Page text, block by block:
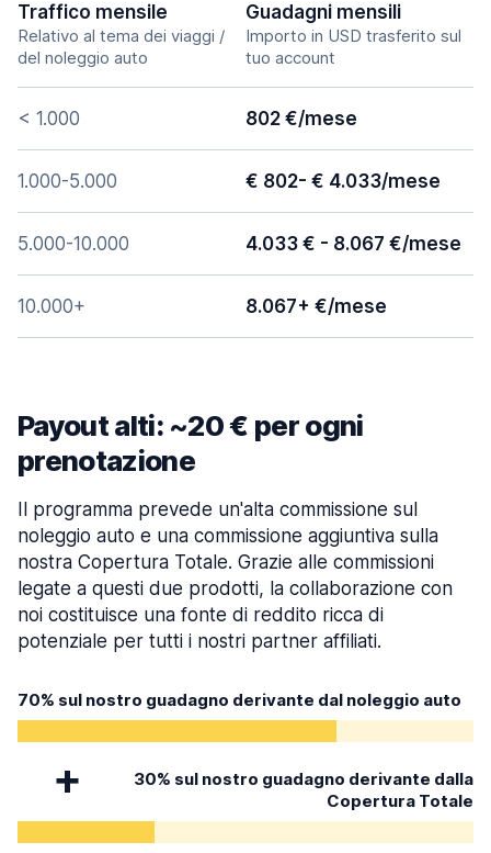
Traffico mensile
Relativo al tema dei viaggi /
del noleggio auto
Guadagni mensili
Importo in USD trasferito sul
tuo account
< 1.000 802 €/mese
1.000-5.000 € 802- € 4.033/mese
5.000-10.000 4.033 € - 8.067 €/mese
10.000+ 8.067+ €/mese
70% sul nostro guadagno derivante dal noleggio auto
30% sul nostro guadagno derivante dalla
Copertura Totale
Payout alti: ~20 € per ogni
prenotazione
Il programma prevede un'alta commissione sul
noleggio auto e una commissione aggiuntiva sulla
nostra Copertura Totale. Grazie alle commissioni
legate a questi due prodotti, la collaborazione con
noi costituisce una fonte di reddito ricca di
potenziale per tutti i nostri partner affiliati.